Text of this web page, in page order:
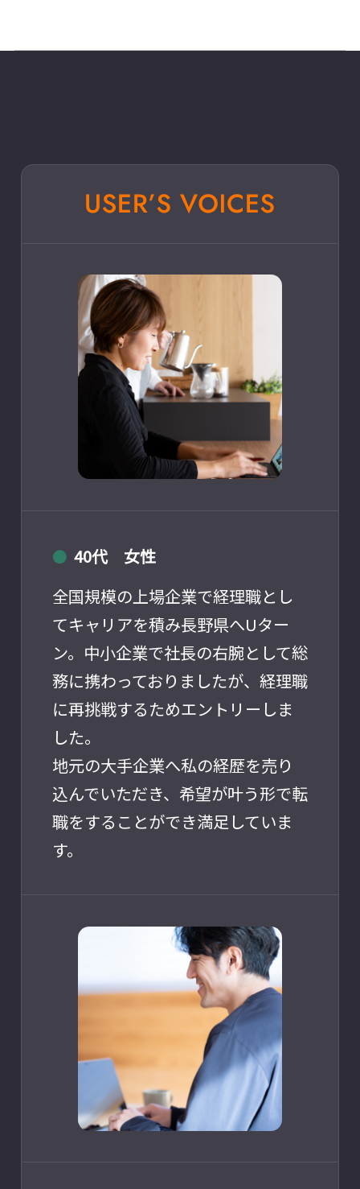
● 40代 女性
全国規模の上場企業で経理職とし
てキャリアを積み長野県へUター
ン。中小企業で社長の右腕として総
務に携わっておりましたが、経理職
に再挑戦するためエントリーしま
した。
地元の大手企業へ私の経歴を売り
込んでいただき、希望が叶う形で転
職をすることができ満足していま
す。